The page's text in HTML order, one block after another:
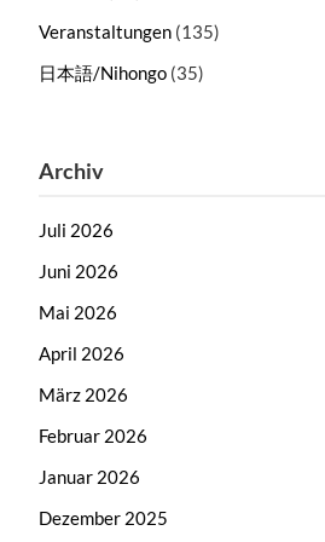
Veranstaltungen(135)
日本語/Nihongo(35)
Archiv
Juli 2026
Juni 2026
Mai 2026
April 2026
März 2026
Februar 2026
Januar 2026
Dezember 2025